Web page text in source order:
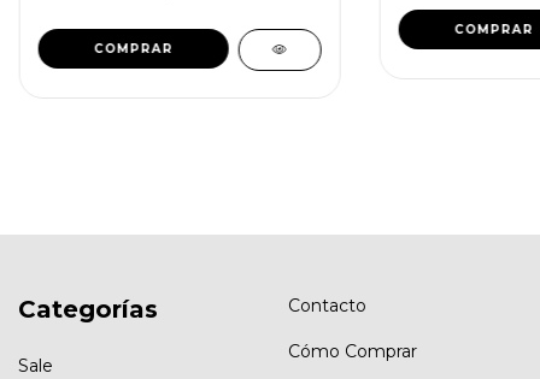
COMPRAR
Categorías
Sale
Contacto
Cómo Comprar